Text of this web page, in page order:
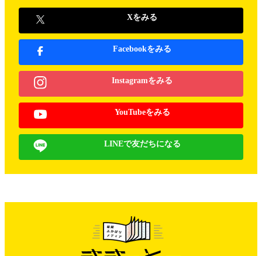
Xをみる
Facebookをみる
Instagramをみる
YouTubeをみる
LINEで友だちになる